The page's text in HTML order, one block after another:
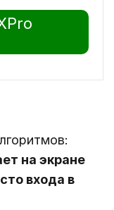
на экране
входа в